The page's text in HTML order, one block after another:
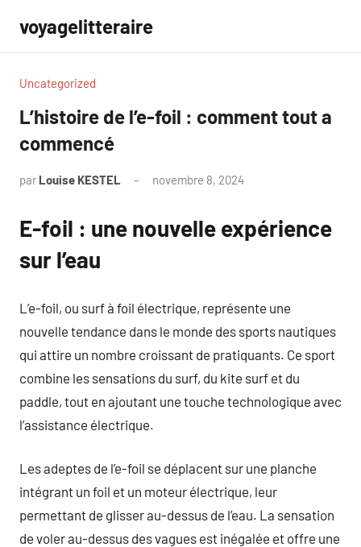
contenu
voyagelitteraire
Uncategorized
L’histoire de l’e-foil : comment tout a
commencé
par Louise KESTEL novembre 8, 2024
E-foil : une nouvelle expérience
sur l’eau
L’e-foil, ou surf à foil électrique, représente une
nouvelle tendance dans le monde des sports nautiques
qui attire un nombre croissant de pratiquants. Ce sport
combine les sensations du surf, du kite surf et du
paddle, tout en ajoutant une touche technologique avec
l’assistance électrique.
Les adeptes de l’e-foil se déplacent sur une planche
intégrant un foil et un moteur électrique, leur
permettant de glisser au-dessus de l’eau. La sensation
de voler au-dessus des vagues est inégalée et offre une